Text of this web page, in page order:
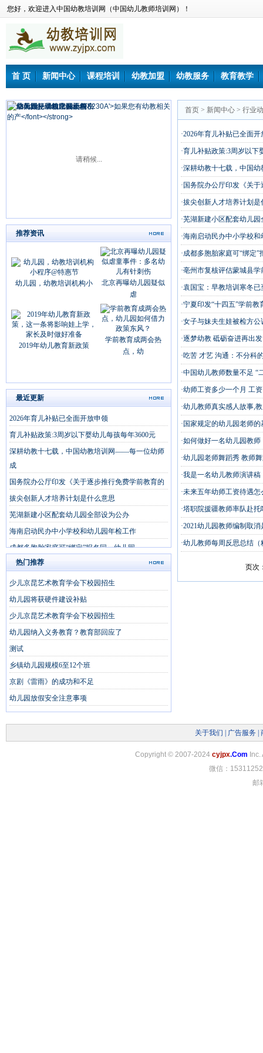
您好，欢迎进入中国幼教培训网（中国幼儿教师培训网）！
首 页 新闻中心 课程培训 幼教加盟 幼教服务 教育教学
请稍候...
推荐资讯
幼儿园，幼教培训机构小
北京再曝幼儿园疑似
虐
2019年幼儿教育新政策
学前教育成两会热
点，幼
最近更新
2026年育儿补贴已全面开放申领
育儿补贴政策:3周岁以下婴幼儿每孩每年3600元
深耕幼教十七载，中国幼教培训网——每一位幼师
成
国务院办公厅印发《关于逐步推行免费学前教育的
拔尖创新人才培养计划是什么意思
芜湖新建小区配套幼儿园全部设为公办
海南启动民办中小学校和幼儿园年检工作
成都多胞胎家庭可“绑定”报名同一幼儿园
热门推荐
少儿京昆艺术教育学会下校园招生
幼儿园将获硬件建设补贴
少儿京昆艺术教育学会下校园招生
幼儿园纳入义务教育？教育部回应了
测试
乡镇幼儿园规模6至12个班
京剧《雷雨》的成功和不足
幼儿园放假安全注意事项
首页 > 新闻中心 > 行业
·2026年育儿补贴已全面开
·育儿补贴政策:3周岁以下
·深耕幼教十七载，中国
·国务院办公厅印发《关
·拔尖创新人才培养计划是
·芜湖新建小区配套幼儿
·海南启动民办中小学校
·成都多胞胎家庭可“绑定
·亳州市复核评估蒙城县
·袁国宝：早教培训寒冬
·宁夏印发“十四五”学前
·女子与妹夫生娃被检方
·逐梦幼教 砥砺奋进再出发
·吃苦 才艺 沟通：不分科
·中国幼儿教师数量不足 “
·幼师工资多少一个月 工
·幼儿教师真实感人故事,
·国家规定的幼儿园老师的
·如何做好一名幼儿园教师
·幼儿园老师舞蹈秀 教师
·我是一名幼儿教师演讲稿
·未来五年幼师工资待遇
·塔职院援疆教师率队赴
·2021幼儿园教师编制取
·幼儿教师每周反思总结（
页次
关于我们 广告服务
Copyright © 2007-2024 cyjpx.Com
微信：
邮